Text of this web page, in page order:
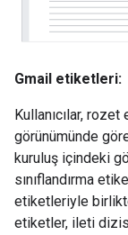
Gmail etiketleri:
Kullanıcılar,
görünümünde
kuruluş içindeki
sınıflandırma
etiketleriyle
etiketler, ileti